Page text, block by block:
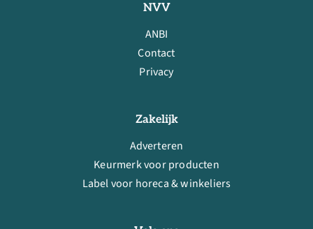
NVV
ANBI
Contact
Privacy
Zakelijk
Adverteren
Keurmerk voor producten
Label voor horeca & winkeliers